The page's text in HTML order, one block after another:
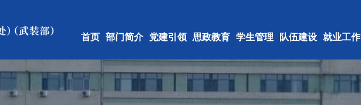
首页 部门简介 党建引领 思政教育 学生管理 队伍建设 就业工作